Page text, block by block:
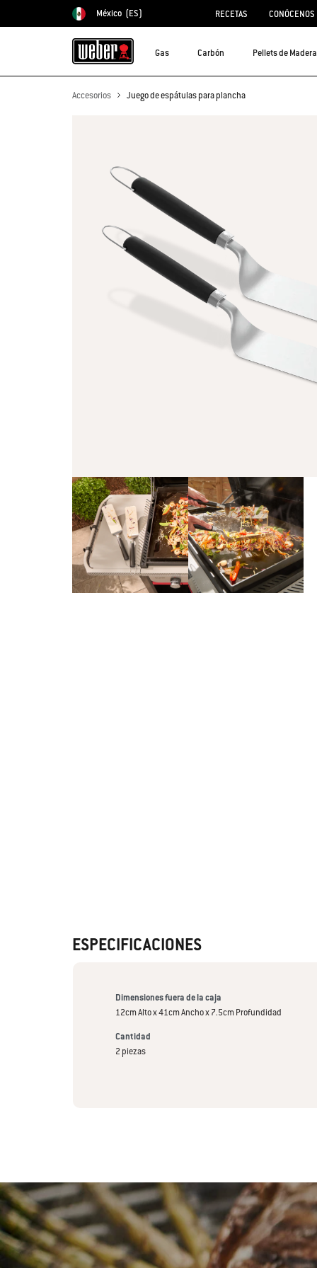
Elegir país
México (ES) RECETAS CONÓCENOS
Gas Carbón Pellets de Madera
Accesorios Juego de espátulas para plancha
ESPECIFICACIONES
Dimensiones fuera de la caja
12cm Alto x 41cm Ancho x 7.5cm Profundidad
Cantidad
2 piezas